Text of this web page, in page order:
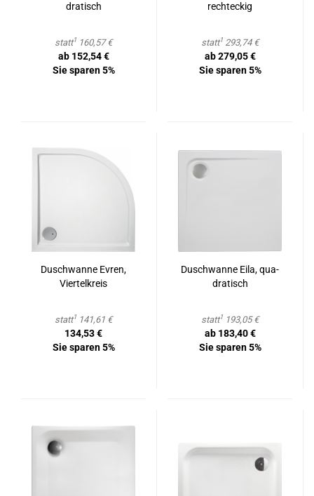
dra­tisch
statt1 160,57 €
ab 152,54 €
Sie sparen 5%
recht­eckig
statt1 293,74 €
ab 279,05 €
Sie sparen 5%
Dusch­wan­ne Evren,
Vier­tel­kreis
statt1 141,61 €
134,53 €
Sie sparen 5%
Dusch­wan­ne Eila, qua­
dra­tisch
statt1 193,05 €
ab 183,40 €
Sie sparen 5%